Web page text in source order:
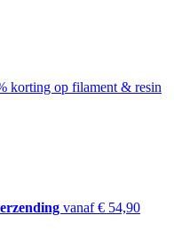
korting op filament & resin
vanaf € 54,90